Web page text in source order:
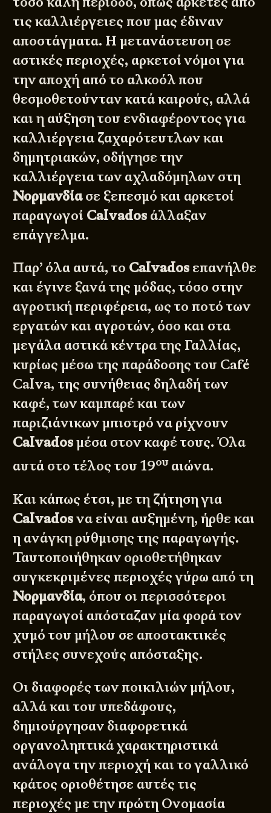
τις καλλιέργειες που μας έδιναν
αποστάγματα. Η μετανάστευση σε
αστικές περιοχές, αρκετοί νόμοι για
την αποχή από το αλκοόλ που
θεσμοθετούνταν κατά καιρούς, αλλά
και η αύξηση του ενδιαφέροντος για
καλλιέργεια ζαχαρότευτλων και
δημητριακών, οδήγησε την
καλλιέργεια των αχλαδόμηλων στη
Νορμανδίασε ξεπεσμό και αρκετοί
παραγωγοί Calvados άλλαξαν
επάγγελμα.
Παρ’ όλα αυτά, το Calvados επανήλθε
και έγινε ξανά της μόδας, τόσο στην
αγροτική περιφέρεια, ως το ποτό των
εργατών και αγροτών, όσο και στα
μεγάλα αστικά κέντρα της Γαλλίας,
κυρίως μέσω της παράδοσης του Café
Calva, της συνήθειας δηλαδή των
καφέ, των καμπαρέ και των
παριζιάνικων μπιστρό να ρίχνουν
Calvadosμέσα στον καφέ τους. Όλα
αυτά στο τέλος του 19ουαιώνα.
Και κάπως έτσι, με τη ζήτηση για
Calvadosνα είναι αυξημένη, ήρθε και
η ανάγκη ρύθμισης της παραγωγής.
Ταυτοποιήθηκαν οριοθετήθηκαν
συγκεκριμένες περιοχές γύρω από τη
Νορμανδία, όπου οι περισσότεροι
παραγωγοί απόσταζαν μία φορά τον
χυμό του μήλου σε αποστακτικές
στήλες συνεχούς απόσταξης.
Οι διαφορές των ποικιλιών μήλου,
αλλά και του υπεδάφους,
δημιούργησαν διαφορετικά
οργανοληπτικά χαρακτηριστικά
ανάλογα την περιοχή και το γαλλικό
κράτος οριοθέτησε αυτές τις
περιοχές με την πρώτη Ονομασία